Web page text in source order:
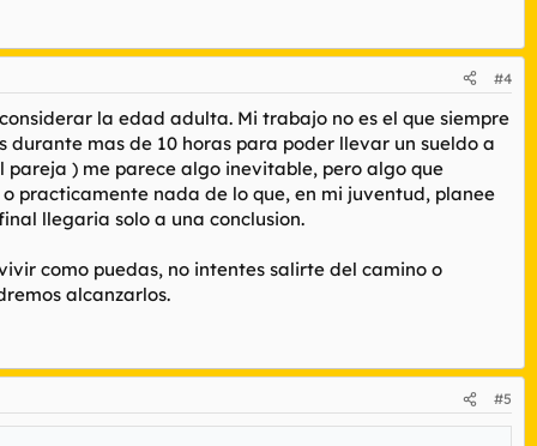
#4
la edad adulta. Mi trabajo no es el que siempre
mas de 10 horas para poder llevar un sueldo a
pareja ) me parece algo inevitable, pero algo que
practicamente nada de lo que, en mi juventud, planee
llegaria solo a una conclusion.
como puedas, no intentes salirte del camino o
alcanzarlos.
#5